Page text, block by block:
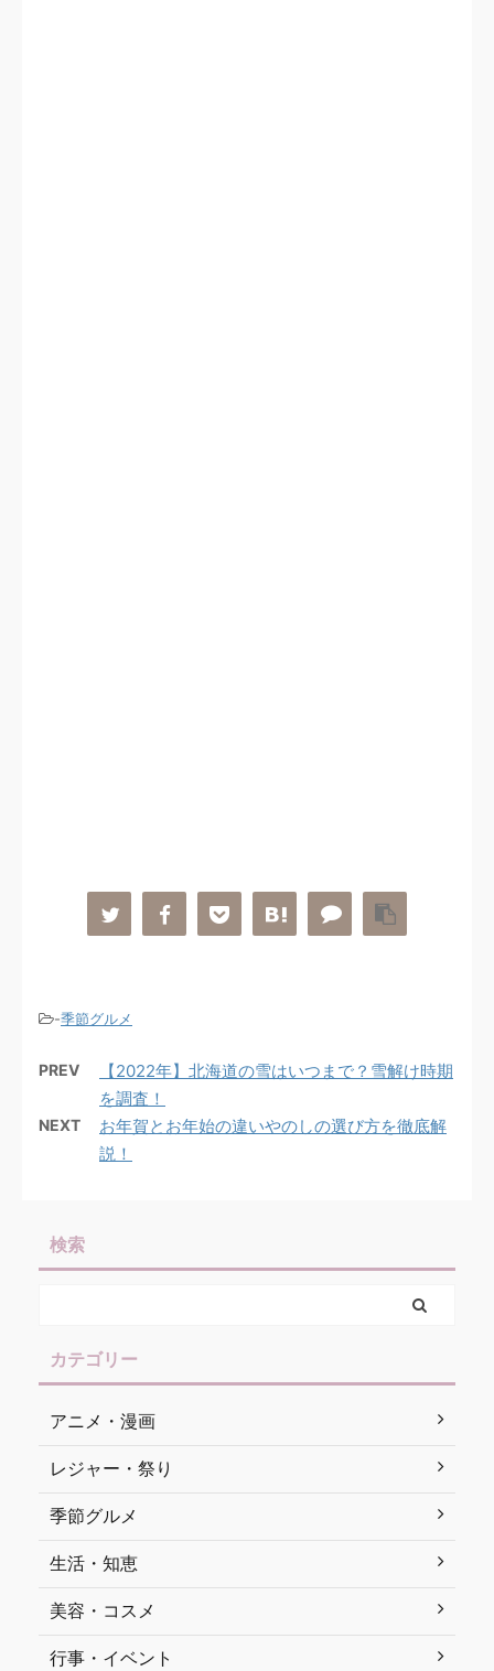
-季節グルメ
PREV
【2022年】北海道の雪はいつまで？雪解け時期
を調査！
NEXT
お年賀とお年始の違いやのしの選び方を徹底解
説！
検索
カテゴリー
アニメ・漫画
レジャー・祭り
季節グルメ
生活・知恵
美容・コスメ
行事・イベント